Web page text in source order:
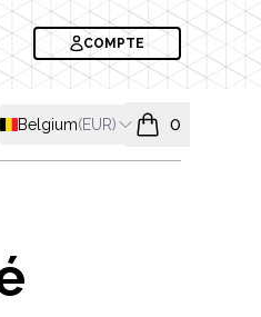
COMPTE
Shipping country
Belgium(EUR) 0
items in cart,